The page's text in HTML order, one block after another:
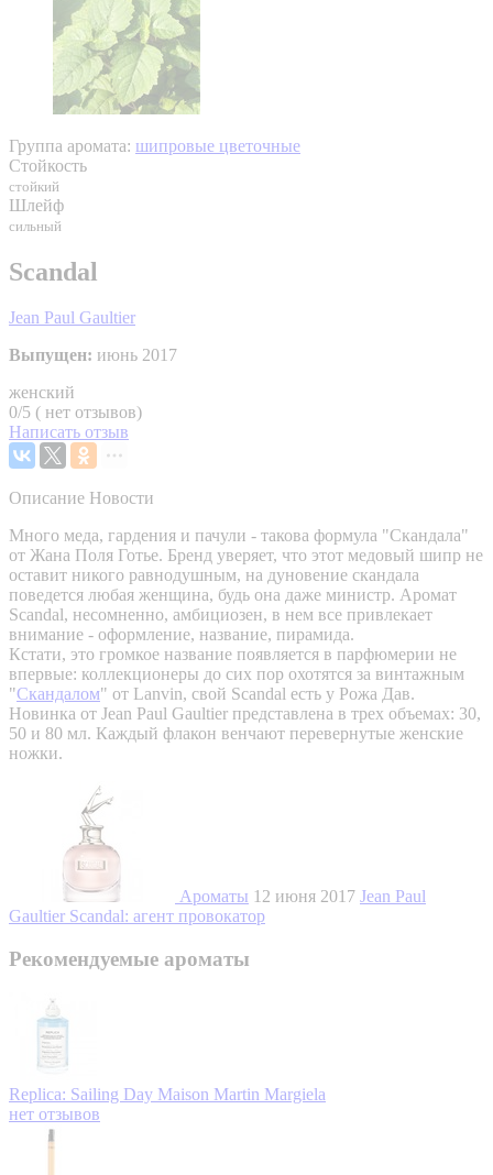
Группа аромата: шипровые цветочные
Стойкость
стойкий
Шлейф
сильный
Scandal
Jean Paul Gaultier
Выпущен: июнь 2017
женский
0/5 ( нет отзывов)
Написать отзыв
Описание Новости
Много меда, гардения и пачули - такова формула "Скандала"
от Жана Поля Готье. Бренд уверяет, что этот медовый шипр не
оставит никого равнодушным, на дуновение скандала
поведется любая женщина, будь она даже министр. Аромат
Scandal, несомненно, амбициозен, в нем все привлекает
внимание - оформление, название, пирамида.
Кстати, это громкое название появляется в парфюмерии не
впервые: коллекционеры до сих пор охотятся за винтажным
"Скандалом" от Lanvin, свой Scandal есть у Рожа Дав.
Новинка от Jean Paul Gaultier представлена в трех объемах: 30,
50 и 80 мл. Каждый флакон венчают перевернутые женские
ножки.
Ароматы 12 июня 2017 Jean Paul
Gaultier Scandal: агент провокатор
Рекомендуемые ароматы
Replica: Sailing Day Maison Martin Margiela
нет отзывов